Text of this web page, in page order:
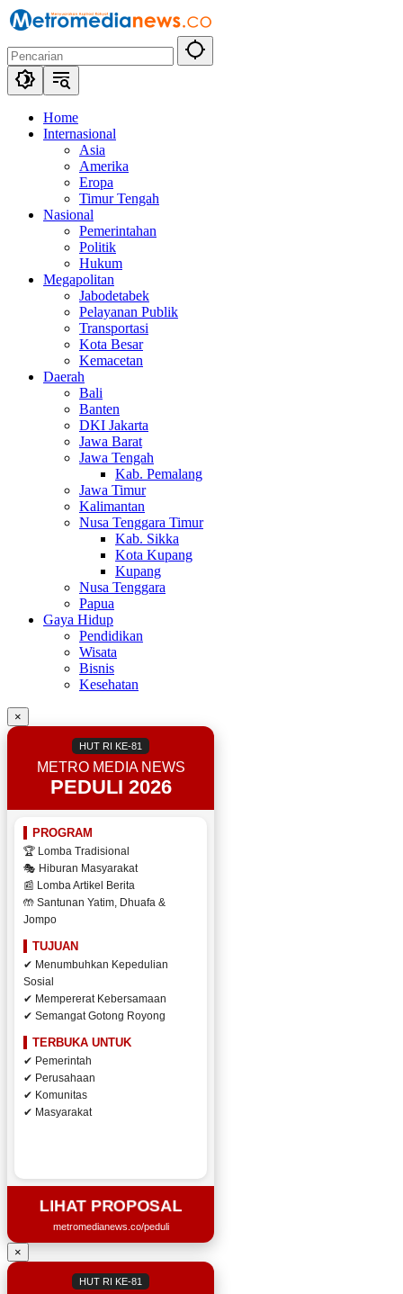
Langsung
ke
konten
Home
Internasional
Asia
Amerika
Eropa
Timur Tengah
Nasional
Pemerintahan
Politik
Hukum
Megapolitan
Jabodetabek
Pelayanan Publik
Transportasi
Kota Besar
Kemacetan
Daerah
Bali
Banten
DKI Jakarta
Jawa Barat
Jawa Tengah
Kab. Pemalang
Jawa Timur
Kalimantan
Nusa Tenggara Timur
Kab. Sikka
Kota Kupang
Kupang
Nusa Tenggara
Papua
Gaya Hidup
Pendidikan
Wisata
Bisnis
Kesehatan
×
HUT RI KE-81
METRO MEDIA NEWS
PEDULI 2026
PROGRAM
🏆 Lomba Tradisional
🎭 Hiburan Masyarakat
📰 Lomba Artikel Berita
🤲 Santunan Yatim, Dhuafa &
Jompo
TUJUAN
✔ Menumbuhkan Kepedulian
Sosial
✔ Mempererat Kebersamaan
✔ Semangat Gotong Royong
TERBUKA UNTUK
✔ Pemerintah
✔ Perusahaan
✔ Komunitas
✔ Masyarakat
LIHAT PROPOSAL
metromedianews.co/peduli
×
HUT RI KE-81